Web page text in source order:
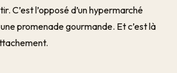
C’est l’opposé d’un hypermarché
promenade gourmande. Et c’est là